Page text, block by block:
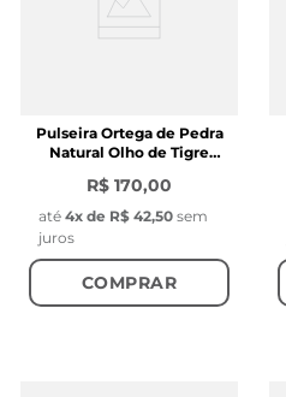
Pulseira Ortega de Pedra
Natural Olho de Tigre
R$ 170,00
até 4x de R$ 42,50 sem
juros
COMPRAR